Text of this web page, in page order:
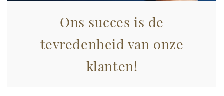
Ons succes is de
tevredenheid van onze
klanten!